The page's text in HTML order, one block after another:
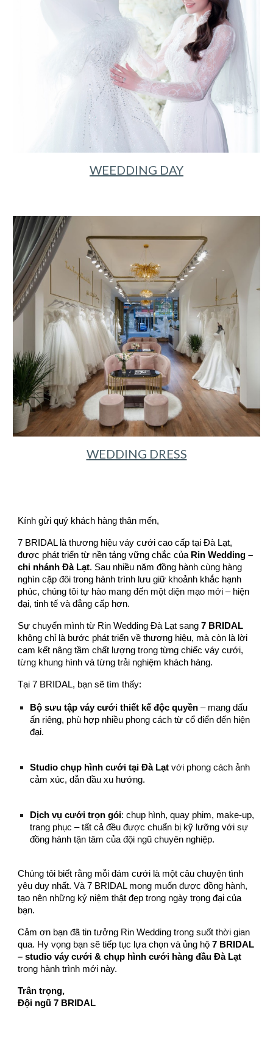
WEEDDING DAY
WEDDING DRESS
Kính gửi quý khách hàng thân mến,
7 BRIDAL là thương hiệu váy cưới cao cấp tại Đà Lạt,
được phát triển từ nền tảng vững chắc của Rin Wedding –
chi nhánh Đà Lạt. Sau nhiều năm đồng hành cùng hàng
nghìn cặp đôi trong hành trình lưu giữ khoảnh khắc hạnh
phúc, chúng tôi tự hào mang đến một diện mạo mới – hiện
đại, tinh tế và đẳng cấp hơn.
Sự chuyển mình từ Rin Wedding Đà Lạt sang7 BRIDAL
không chỉ là bước phát triển về thương hiệu, mà còn là lời
cam kết nâng tầm chất lượng trong từng chiếc váy cưới,
từng khung hình và từng trải nghiệm khách hàng.
Tại 7 BRIDAL, bạn sẽ tìm thấy:
Bộ sưu tập váy cưới thiết kế độc quyền – mang dấu
ấn riêng, phù hợp nhiều phong cách từ cổ điển đến hiện
đại.
Studio chụp hình cưới tại Đà Lạt với phong cách ảnh
cảm xúc, dẫn đầu xu hướng.
Dịch vụ cưới trọn gói: chụp hình, quay phim, make-up,
trang phục – tất cả đều được chuẩn bị kỹ lưỡng với sự
đồng hành tận tâm của đội ngũ chuyên nghiệp.
Chúng tôi biết rằng mỗi đám cưới là một câu chuyện tình
yêu duy nhất. Và 7 BRIDAL mong muốn được đồng hành,
tạo nên những kỷ niệm thật đẹp trong ngày trọng đại của
bạn.
Cảm ơn bạn đã tin tưởng Rin Wedding trong suốt thời gian
qua. Hy vọng bạn sẽ tiếp tục lựa chọn và ủng hộ7 BRIDAL
– studio váy cưới & chụp hình cưới hàng đầu Đà Lạt
trong hành trình mới này.
Trân trọng,
Đội ngũ 7 BRIDAL